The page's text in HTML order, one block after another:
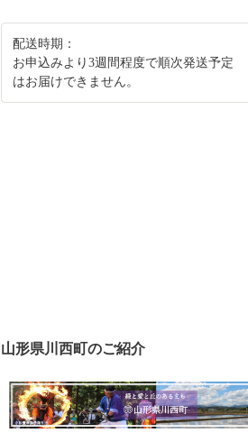
配送時期：
お申込みより3週間程度で順次発送予
はお届けできません。
山形県川西町のご紹介